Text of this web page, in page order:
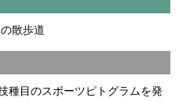
散歩道
目のスポーツピトグラムを発